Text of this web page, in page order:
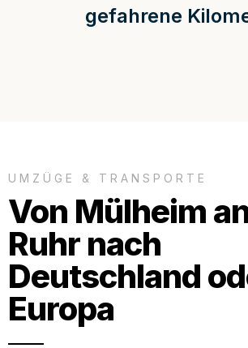
gefahrene
UMZÜGE & TRANSPORTE
Von Mülheim
Ruhr nach
Deutschland
Europa